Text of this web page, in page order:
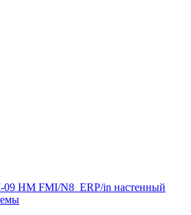
HM FMI/N8_ERP/in настенный